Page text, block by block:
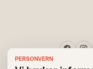
PERSONVERN